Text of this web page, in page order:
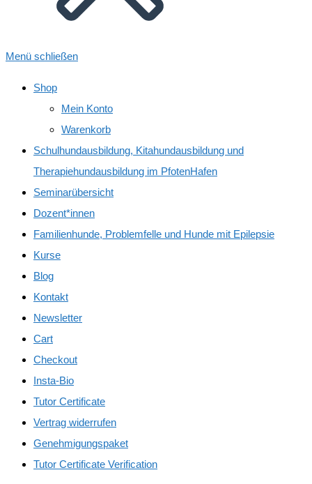
Menü schließen
Shop
Mein Konto
Warenkorb
Schulhundausbildung, Kitahundausbildung und
Therapiehundausbildung im PfotenHafen
Seminarübersicht
Dozent*innen
Familienhunde, Problemfelle und Hunde mit Epilepsie
Kurse
Blog
Kontakt
Newsletter
Cart
Checkout
Insta-Bio
Tutor Certificate
Vertrag widerrufen
Genehmigungspaket
Tutor Certificate Verification